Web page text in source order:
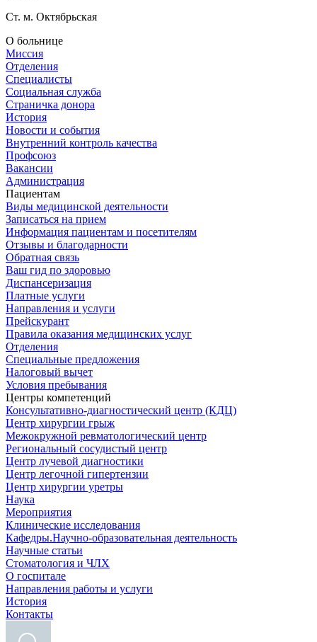
Ст. м. Октябрьская
О больнице
Миссия
Отделения
Специалисты
Социальная служба
Страничка донора
История
Новости и события
Внутренний контроль качества
Профсоюз
Вакансии
Администрация
Пациентам
Виды медицинской деятельности
Записаться на прием
Информация пациентам и посетителям
Отзывы и благодарности
Обратная связь
Ваш гид по здоровью
Диспансеризация
Платные услуги
Направления и услуги
Прейскурант
Правила оказания медицинских услуг
Отделения
Специальные предложения
Налоговый вычет
Условия пребывания
Центры компетенций
Консультативно-диагностический центр (КДЦ)
Центр хирургии грыж
Межокружной ревматологический центр
Региональный сосудистый центр
Центр лучевой диагностики
Центр легочной гипертензии
Центр хирургии уретры
Наука
Мероприятия
Клинические исследования
Кафедры.Научно-образовательная деятельность
Научные статьи
Стоматология и ЧЛХ
О госпитале
Направления работы и услуги
История
Контакты